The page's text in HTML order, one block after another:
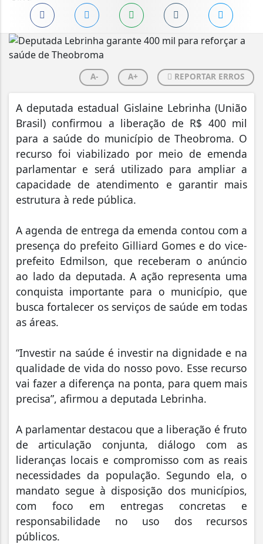
A- A+ REPORTAR ERROS
A deputada estadual Gislaine Lebrinha (União
Brasil) confirmou a liberação de R$ 400 mil
para a saúde do município de Theobroma. O
recurso foi viabilizado por meio de emenda
parlamentar e será utilizado para ampliar a
capacidade de atendimento e garantir mais
estrutura à rede pública.
A agenda de entrega da emenda contou com a
presença do prefeito Gilliard Gomes e do vice-
prefeito Edmilson, que receberam o anúncio
ao lado da deputada. A ação representa uma
conquista importante para o município, que
busca fortalecer os serviços de saúde em todas
as áreas.
“Investir na saúde é investir na dignidade e na
qualidade de vida do nosso povo. Esse recurso
vai fazer a diferença na ponta, para quem mais
precisa”, afirmou a deputada Lebrinha.
A parlamentar destacou que a liberação é fruto
de articulação conjunta, diálogo com as
lideranças locais e compromisso com as reais
necessidades da população. Segundo ela, o
mandato segue à disposição dos municípios,
com foco em entregas concretas e
responsabilidade no uso dos recursos
públicos.